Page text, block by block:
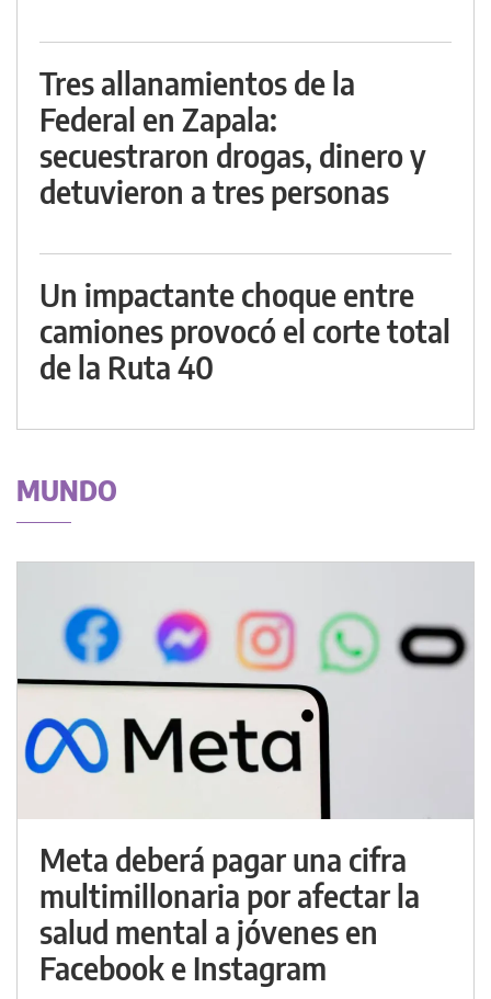
Tres allanamientos de la
Federal en Zapala:
secuestraron drogas, dinero y
detuvieron a tres personas
Un impactante choque entre
camiones provocó el corte total
de la Ruta 40
MUNDO
Meta deberá pagar una cifra
multimillonaria por afectar la
salud mental a jóvenes en
Facebook e Instagram